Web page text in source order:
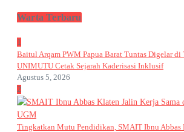
Warta Terbaru
1
Baitul Arqam PWM Papua Barat Tuntas Digelar di
UNIMUTU Cetak Sejarah Kaderisasi Inklusif
Agustus 5, 2026
2
Tingkatkan Mutu Pendidikan, SMAIT Ibnu Abbas